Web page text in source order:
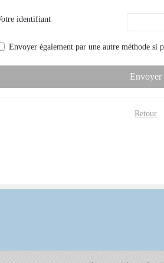
identifiant
Envoyer également par une autre méthode si
Envoyer
Retour